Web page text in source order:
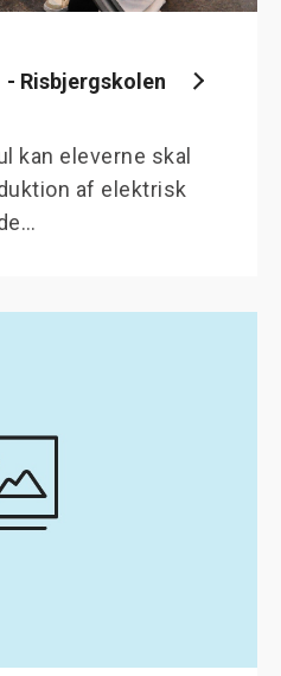
- Risbjergskolen
kan eleverne skal
af elektrisk